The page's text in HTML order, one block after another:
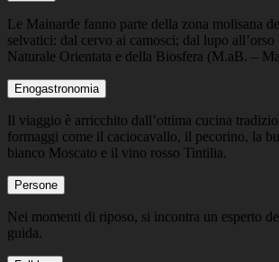
Le Mainarde fanno parte della zona molisana
selvatici: dal cervo ai camosci; dal lupo
Naturale Orientata e della Biosfera (M.aB. –
Enogastronomia
Il viaggio è arricchito dall’ottima cucina
formaggi come il caciocavallo, il pecorino, la
bianco Moscato e il vino rosso Tintilia.
Persone
Nei momenti di riposo, si incontra un esperto
guida.